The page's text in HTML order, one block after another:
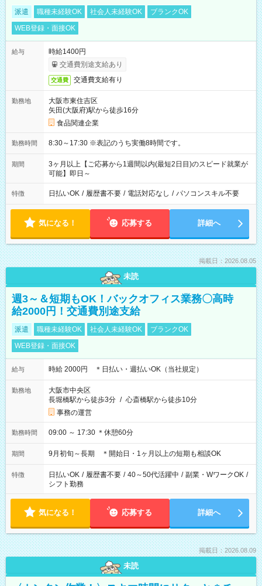
派遣 職種未経験OK 社会人未経験OK
ブランクOK
WEB登録・面接OK
給与
時給1400円
交通費別途支給あり
交通費 交通費支給有り
勤務地
大阪市東住吉区
矢田(大阪府)駅から徒歩16分
食品関連企業
勤務時間 8:30～17:30 ※表記のうち実働8時間です。
期間
3ヶ月以上【ご応募から1週間以内(最短2日目)のスピード就業が
可能】即日～
特徴 日払いOK / 履歴書不要 / 電話対応なし / パソコンスキル不要
気になる！ 応募する 詳細へ
掲載日：2026.08.05
未読
週3～＆短期もOK！バックオフィス業務〇高時
給2000円！交通費別途支給
派遣 職種未経験OK 社会人未経験OK
ブランクOK
WEB登録・面接OK
給与 時給 2000円 ＊日払い・週払いOK（当社規定）
勤務地
大阪市中央区
長堀橋駅から徒歩3分 / 心斎橋駅から徒歩10分
事務の運営
勤務時間 09:00 ～ 17:30 ＊休憩60分
期間 9月初旬～長期 ＊開始日・1ヶ月以上の短期も相談OK
特徴 日払いOK / 履歴書不要 / 40～50代活躍中 / 副業・WワークOK /
シフト勤務
気になる！ 応募する 詳細へ
掲載日：2026.08.09
未読